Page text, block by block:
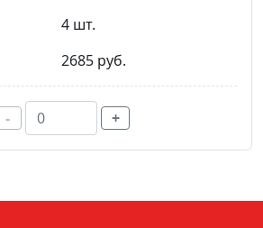
4 шт.
2685 руб.
- +